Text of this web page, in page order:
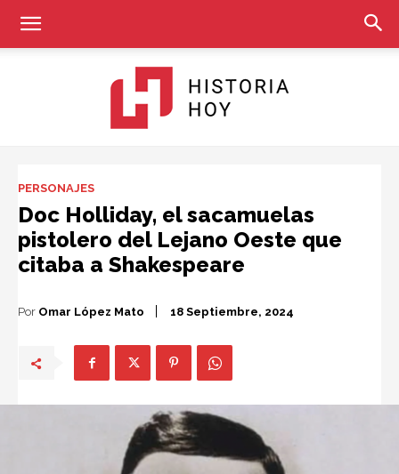
Hoy
PERSONAJES
Doc Holliday, el sacamuelas
pistolero del Lejano Oeste que
citaba a Shakespeare
Por Omar López Mato 18 Septiembre, 2024